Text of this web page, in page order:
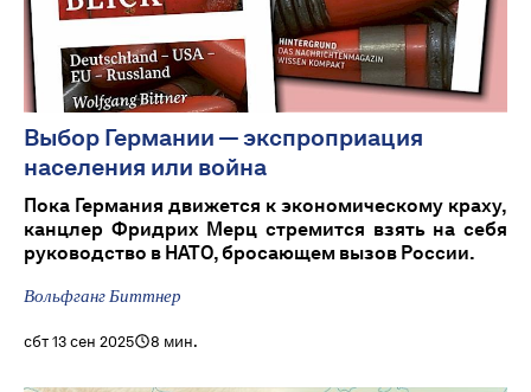
Выбор Германии — экспроприация
населения или война
Пока Германия движется к экономическому краху,
канцлер Фридрих Мерц стремится взять на себя
руководство в НАТО, бросающем вызов России.
Вольфганг Биттнер
сбт 13 сен 2025 8 мин.